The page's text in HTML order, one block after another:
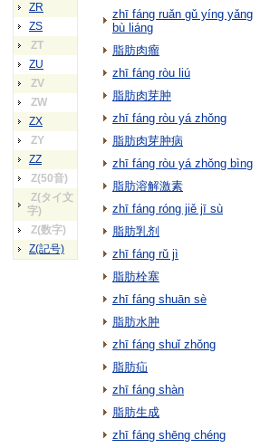
ZR
ZS
ZT
ZU
ZV
ZW
ZX
ZY
ZZ
Z(50音)
Z(タイ文
字)
Z(数字)
Z(記号)
zhī fáng ruǎn gǔ yíng yǎng
bù liáng
脂肪肉瘤
zhī fáng ròu liú
脂肪肉芽肿
zhī fáng ròu yá zhǒng
脂肪肉芽肿病
zhī fáng ròu yá zhǒng bìng
脂肪溶解激素
zhī fáng róng jiě jī sù
脂肪乳剂
zhī fáng rǔ jì
脂肪栓塞
zhī fáng shuān sè
脂肪水肿
zhī fáng shuǐ zhǒng
脂肪疝
zhī fáng shàn
脂肪生成
zhī fáng shēng chéng